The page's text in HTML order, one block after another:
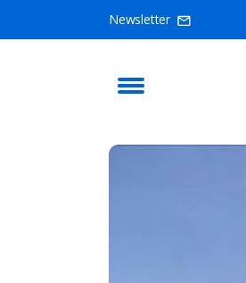
Newsletter